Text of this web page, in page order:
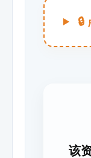
🔒
该